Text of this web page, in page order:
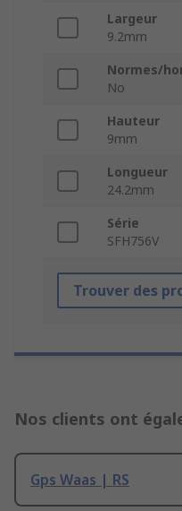
Largeur
9.2mm
Normes/
No
Hauteur
9mm
Longueur
24.2mm
Série
SFH756V
Trouver des
Nos clients ont
Gps Waas | RS